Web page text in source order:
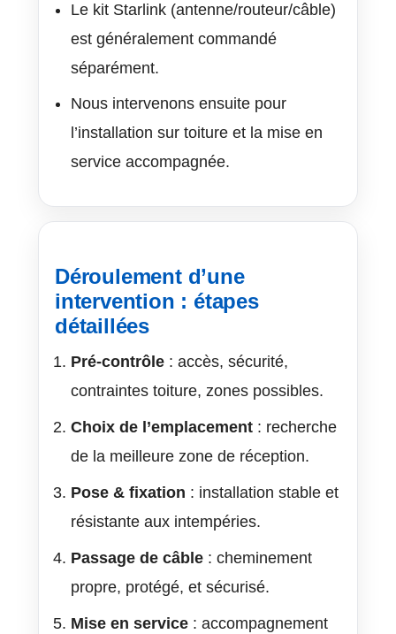
Le kit Starlink (antenne/routeur/câble)
est généralement commandé
séparément.
Nous intervenons ensuite pour
l’installation sur toiture et la mise en
service accompagnée.
Déroulement d’une
intervention : étapes
détaillées
Pré-contrôle : accès, sécurité,
contraintes toiture, zones possibles.
Choix de l’emplacement : recherche
de la meilleure zone de réception.
Pose & fixation : installation stable et
résistante aux intempéries.
Passage de câble : cheminement
propre, protégé, et sécurisé.
Mise en service : accompagnement